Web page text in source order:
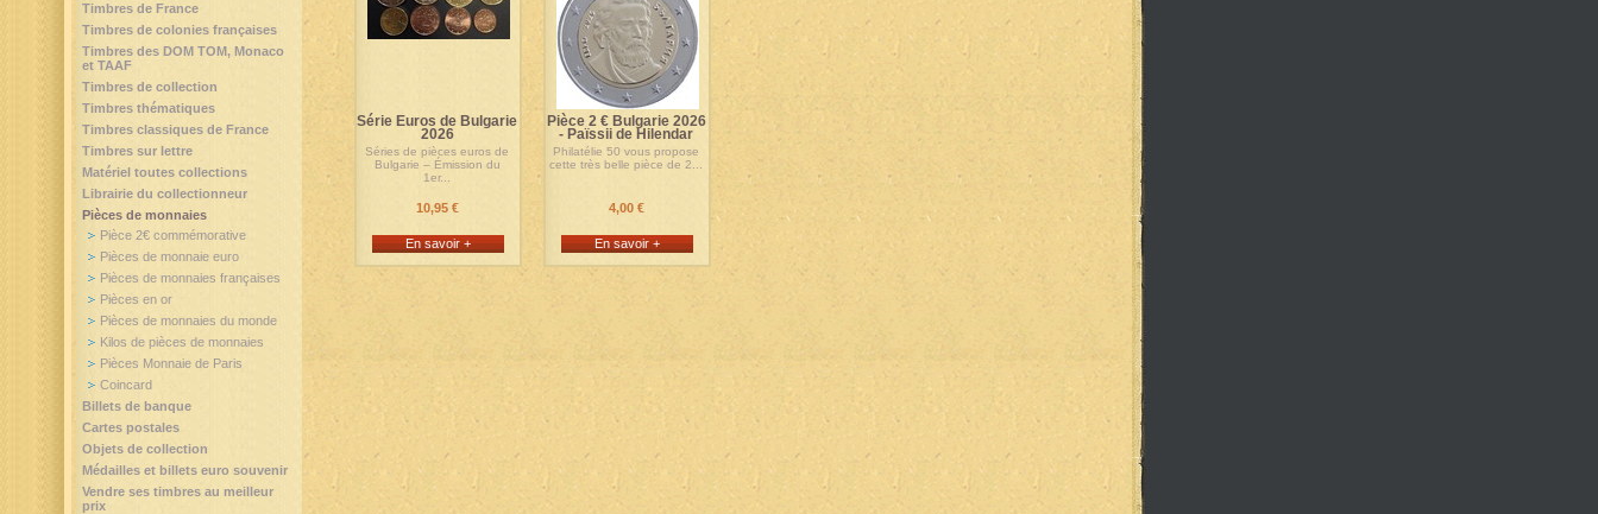
Série Euros de Bulgarie
2026
Séries de pièces euros de
Bulgarie – Émission du
1er...
10,95 €
En savoir +
Pièce 2 € Bulgarie 2026
- Païssii de Hilendar
Philatélie 50 vous propose
cette très belle pièce de 2...
4,00 €
En savoir +
Timbres de France
Timbres de colonies françaises
Timbres des DOM TOM, Monaco
et TAAF
Timbres de collection
Timbres thématiques
Timbres classiques de France
Timbres sur lettre
Matériel toutes collections
Librairie du collectionneur
Pièces de monnaies
Pièce 2€ commémorative
Pièces de monnaie euro
Pièces de monnaies françaises
Pièces en or
Pièces de monnaies du monde
Kilos de pièces de monnaies
Pièces Monnaie de Paris
Coincard
Billets de banque
Cartes postales
Objets de collection
Médailles et billets euro souvenir
Vendre ses timbres au meilleur
prix